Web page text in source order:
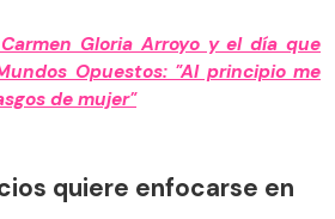
Gloria Arroyo y el día que
Opuestos: "Al principio me
de mujer"
quiere enfocarse en